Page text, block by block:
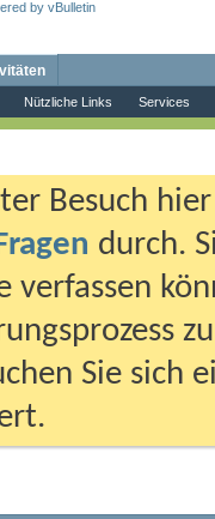
Nützliche Links Services
Besuch
durch.
verfassen
Sie sich